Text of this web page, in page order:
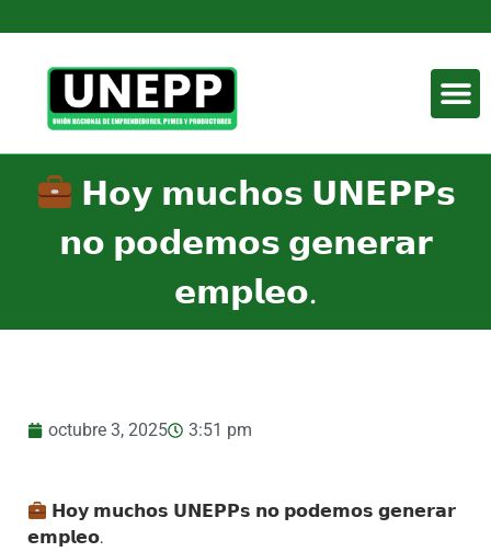
𝗛𝗼𝘆 𝗺𝘂𝗰𝗵𝗼𝘀 𝗨𝗡𝗘𝗣𝗣𝘀
𝗻𝗼 𝗽𝗼𝗱𝗲𝗺𝗼𝘀 𝗴𝗲𝗻𝗲𝗿𝗮𝗿
𝗲𝗺𝗽𝗹𝗲𝗼.
octubre 3, 2025 3:51 pm
𝗛𝗼𝘆 𝗺𝘂𝗰𝗵𝗼𝘀 𝗨𝗡𝗘𝗣𝗣𝘀 𝗻𝗼 𝗽𝗼𝗱𝗲𝗺𝗼𝘀 𝗴𝗲𝗻𝗲𝗿𝗮𝗿
𝗲𝗺𝗽𝗹𝗲𝗼.